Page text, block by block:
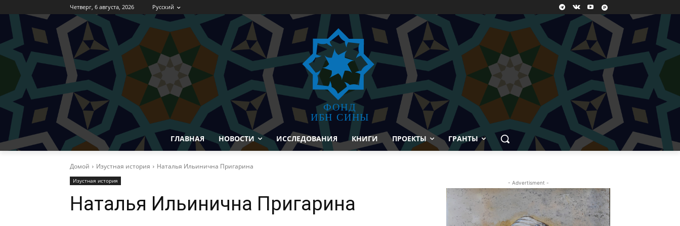
Четверг, 6 августа, 2026 Русский
ФОНД
ИБН СИНЫ
ГЛАВНАЯ НОВОСТИ ИССЛЕДОВАНИЯ КНИГИ ПРОЕКТЫ ГРАНТЫ
Домой Изустная история Наталья Ильинична Пригарина
Изустная история
Наталья Ильинична Пригарина
- Advertisment -